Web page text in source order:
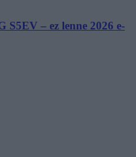
S5EV – ez lenne 2026 e-